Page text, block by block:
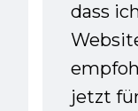
dass
jetzt